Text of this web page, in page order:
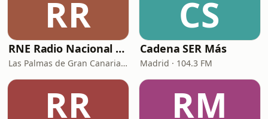
RR
RNE Radio Nacional - Canarias
Las Palmas de Gran Canaria · 92.8 FM
CS
Cadena SER Más
Madrid · 104.3 FM
RR RM